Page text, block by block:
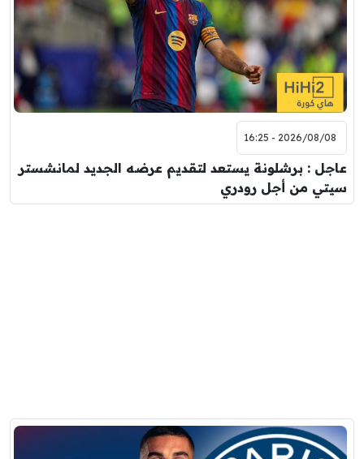
2026/08/08 - 16:25
عاجل : برشلونة يستعد لتقديم عرضه الجديد لمانشستر
سيتي من أجل رودري